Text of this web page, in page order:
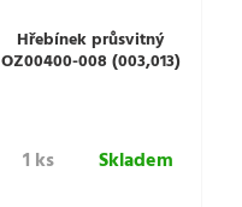
Hřebínek průsvitný
OZ00400-008 (003,013)
1 ks Skladem